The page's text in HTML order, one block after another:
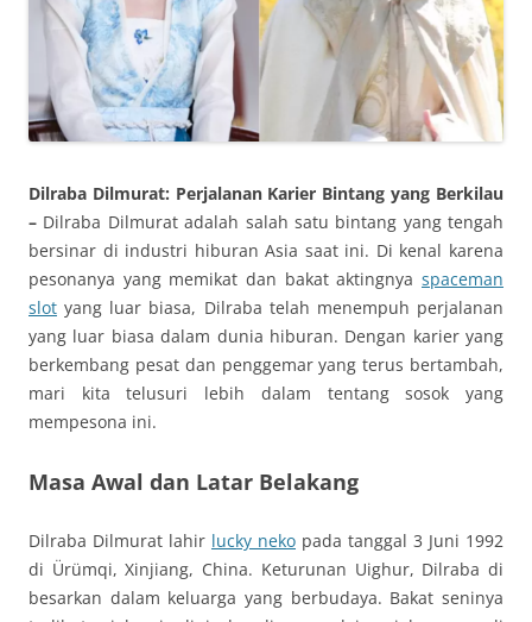
Dilraba Dilmurat: Perjalanan Karier Bintang yang Berkilau
– Dilraba Dilmurat adalah salah satu bintang yang tengah
bersinar di industri hiburan Asia saat ini. Di kenal karena
pesonanya yang memikat dan bakat aktingnya spaceman
slot yang luar biasa, Dilraba telah menempuh perjalanan
yang luar biasa dalam dunia hiburan. Dengan karier yang
berkembang pesat dan penggemar yang terus bertambah,
mari kita telusuri lebih dalam tentang sosok yang
mempesona ini.
Masa Awal dan Latar Belakang
Dilraba Dilmurat lahir lucky neko pada tanggal 3 Juni 1992
di Ürümqi, Xinjiang, China. Keturunan Uighur, Dilraba di
besarkan dalam keluarga yang berbudaya. Bakat seninya